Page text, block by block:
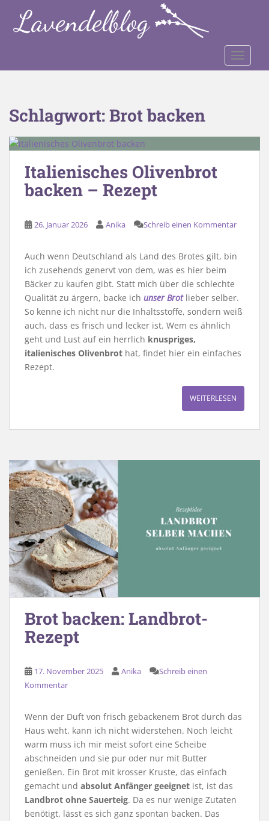
Schlagwort:Brot backen
Italienisches Olivenbrot
backen – Rezept
26. Januar 2026 Anika Schreib einen Kommentar
Auch wenn Deutschland als Land des Brotes gilt, bin
ich zusehends genervt von dem, was es hier beim
Bäcker zu kaufen gibt. Statt mich über die schlechte
Qualität zu ärgern, backe ich unser Brotlieber selber.
So kenne ich nicht nur die Inhaltsstoffe, sondern weiß
auch, dass es frisch und lecker ist. Wem es ähnlich
geht und Lust auf ein herrlich knuspriges,
italienisches Olivenbrot hat, findet hier ein einfaches
Rezept.
WEITERLESEN
Brot backen: Landbrot-
Rezept
17. November 2025 Anika
Schreib einen
Kommentar
Wenn der Duft von frisch gebackenem Brot durch das
Haus weht, kann ich nicht widerstehen. Noch leicht
warm muss ich mir meist sofort eine Scheibe
abschneiden und sie pur oder nur mit Butter
genießen. Ein Brot mit krosser Kruste, das einfach
gemacht und absolut Anfänger geeignet ist, ist das
Landbrot ohne Sauerteig. Da es nur wenige Zutaten
benötigt, lässt es sich ganz spontan backen. Das